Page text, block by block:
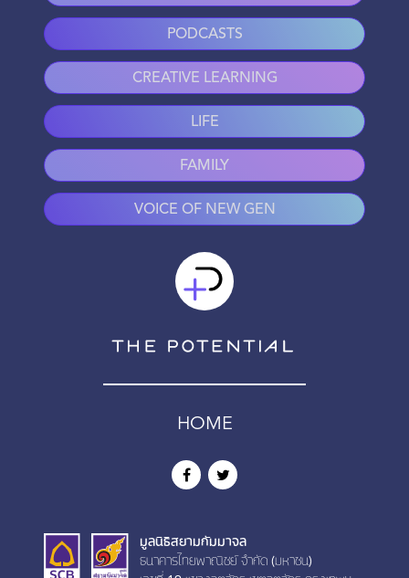
PODCASTS
CREATIVE LEARNING
LIFE
FAMILY
VOICE OF NEW GEN
HOME
มูลนิธิสยามกัมมาจล
ธนาคารไทยพาณิชย์ จำกัด (มหาชน)